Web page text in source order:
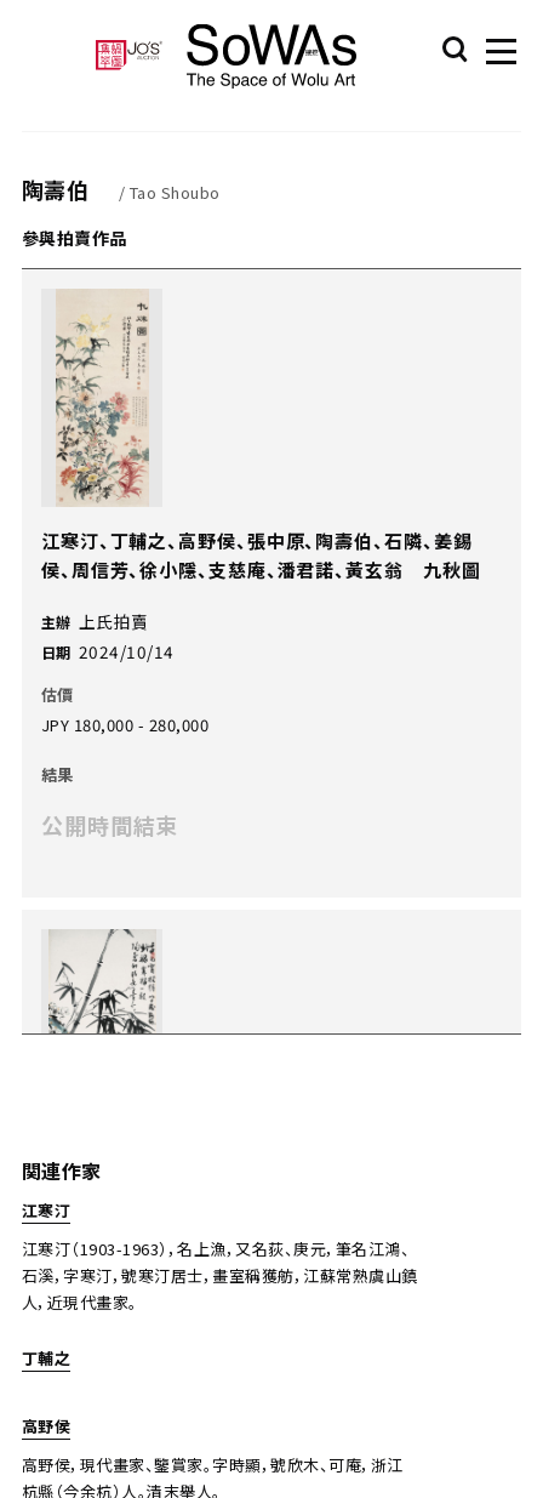
陶壽伯 / Tao Shoubo
関連作家
江寒汀
江寒汀（1903-1963），名上漁，又名荻、庚元，筆名江鴻、
石溪，字寒汀，號寒汀居士，畫室稱獲舫，江蘇常熟虞山鎮
人，近現代畫家。
丁輔之
高野侯
高野侯，現代畫家、鑒賞家。字時顯，號欣木、可庵，浙江
杭縣（今余杭）人。清末舉人。
參與拍賣作品
江寒汀、丁輔之、高野侯、張中原、陶壽伯、石隣、姜錫
侯、周信芳、徐小隱、支慈庵、潘君諾、黃玄翁 九秋圖
主辦 上氏拍賣
日期 2024/10/14
估價
JPY 180,000 - 280,000
結果
公開時間結束
陶壽伯 梅竹長清
日期 2022/11/28
估價
公開時間結束